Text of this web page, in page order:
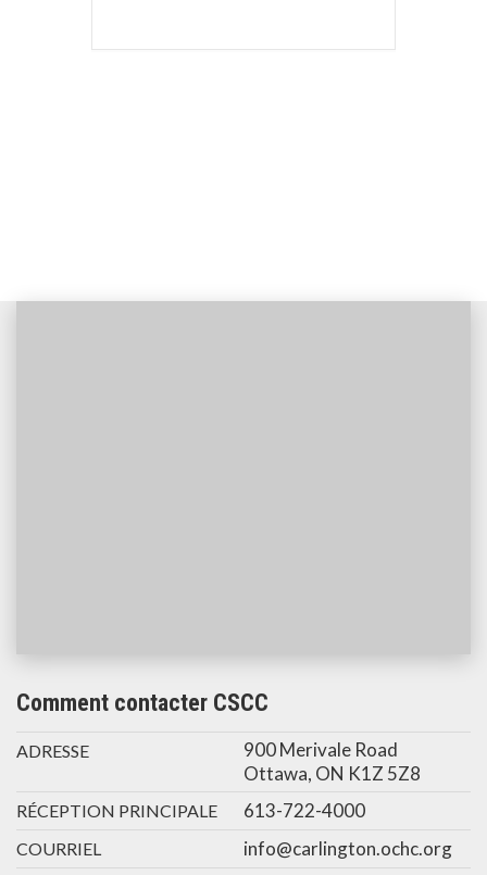
Comment contacter CSCC
ADRESSE
900 Merivale Road
Ottawa, ON K1Z 5Z8
RÉCEPTION PRINCIPALE 613-722-4000
COURRIEL info@carlington.ochc.org